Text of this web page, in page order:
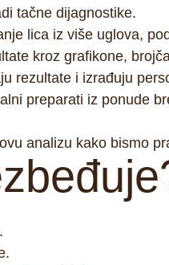
tačne dijagnostike.
lica iz više uglova,
kroz grafikone,
rezultate i izrađuju
preparati iz ponude
analizu kako bismo